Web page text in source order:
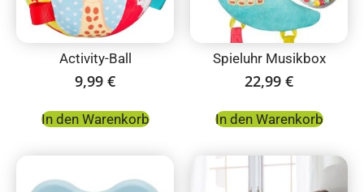
Activity-Ball
9,99 €
In den Warenkorb
Spieluhr Musikbox
22,99 €
In den Warenkorb